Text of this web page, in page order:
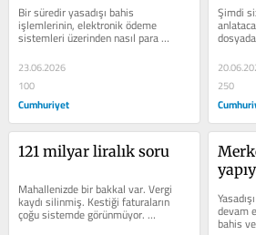
Bir süredir yasadışı bahis
işlemlerinin, elektronik ödeme
sistemleri üzerinden nasıl para
döndürdüğünü yazıyorum. Son olarak
Papel’in...
23.06.2026
100
Cumhuriyet
Şimdi
sanık
250
121 milyar liralık soru
Mahallenizde bir bakkal var. Vergi
kaydı silinmiş. Kestiği faturaların
çoğu sistemde görünmüyor.
Komşular defalarca ihbarda
devam
bahis